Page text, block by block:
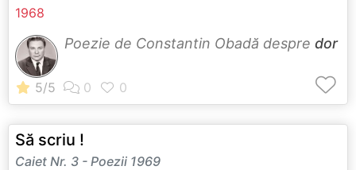
1968
Poezie de Constantin Obadă despre dor
Să scriu !
Caiet Nr. 3 - Poezii 1969